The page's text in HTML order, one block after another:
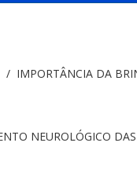
/ IMPORTÂNCIA DA
NEUROLÓGICO